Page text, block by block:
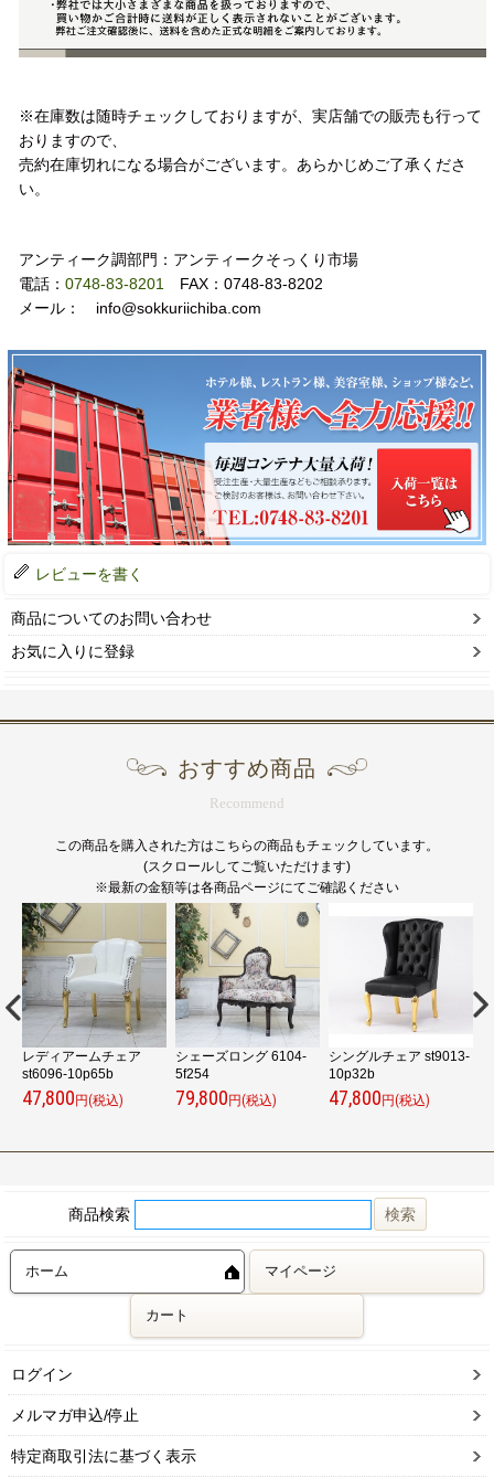
※在庫数は随時チェックしておりますが、実店舗での販売も行って
おりますので、
売約在庫切れになる場合がございます。あらかじめご了承くださ
い。
アンティーク調部門：アンティークそっくり市場
電話： 0748-83-8201
FAX：0748-83-8202
メール： info@sokkuriichiba.com
レビューを書く
商品についてのお問い合わせ
お気に入りに登録
おすすめ商品
Recommend
この商品を購入された方はこちらの商品もチェックしています。
(スクロールしてご覧いただけます)
※最新の金額等は各商品ページにてご確認ください
レディアームチェア
st6096-10p65b
47,800円(税込)
シェーズロング 6104-
5f254
79,800円(税込)
シングルチェア st9013-
10p32b
47,800円(税込)
商品検索
ホーム マイページ
カート
ログイン
メルマガ申込/停止
特定商取引法に基づく表示